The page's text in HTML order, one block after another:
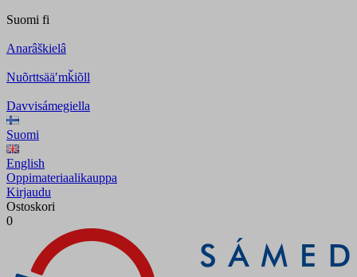
Suomi fi
Anarâškielâ
Nuõrttsääʹmǩiõll
Davvisámegiella
Suomi
English
Oppimateriaalikauppa
Kirjaudu
Ostoskori
0